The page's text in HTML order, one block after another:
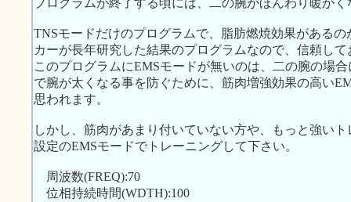
プログラムが終了する頃には、二の腕がほんわり暖か
TNSモードだけのプログラムで、脂肪燃焼効果がある
カーが長年研究した結果のプログラムなので、信頼し
このプログラムにEMSモードが無いのは、二の腕の場
で腕が太くなる事を防ぐために、筋肉増強効果の高い
思われます。
しかし、筋肉があまり付いていない方や、もっと強い
設定のEMSモードでトレーニングして下さい。
周波数(FREQ):70
位相持続時間(WDTH):100